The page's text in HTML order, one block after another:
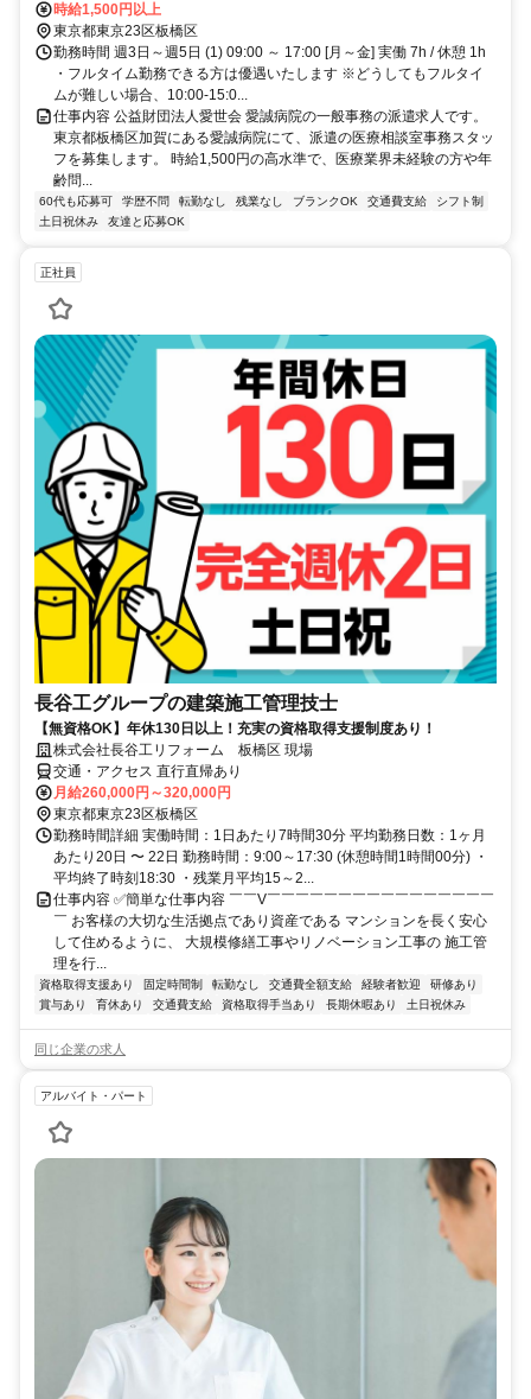
時給1,500円以上
東京都東京23区板橋区
勤務時間 週3日～週5日 (1) 09:00 ～ 17:00 [月～金] 実働 7h / 休憩 1h
・フルタイム勤務できる方は優遇いたします ※どうしてもフルタイ
ムが難しい場合、10:00-15:0...
仕事内容 公益財団法人愛世会 愛誠病院の一般事務の派遣求人です。
東京都板橋区加賀にある愛誠病院にて、派遣の医療相談室事務スタッ
フを募集します。 時給1,500円の高水準で、医療業界未経験の方や年
齢問...
60代も応募可 学歴不問 転勤なし 残業なし ブランクOK 交通費支給
シフト制
土日祝休み
友達と応募OK
正社員
長谷工グループの建築施工管理技士
【無資格OK】年休130日以上！充実の資格取得支援制度あり！
株式会社長谷工リフォーム 板橋区 現場
交通・アクセス 直行直帰あり
月給260,000円～320,000円
東京都東京23区板橋区
勤務時間詳細 実働時間：1日あたり7時間30分 平均勤務日数：1ヶ月
あたり20日 〜 22日 勤務時間：9:00～17:30 (休憩時間1時間00分) ・
平均終了時刻18:30 ・残業月平均15～2...
仕事内容 ✅簡単な仕事内容 ￣￣V￣￣￣￣￣￣￣￣￣￣￣￣￣￣￣￣
￣ お客様の大切な生活拠点であり資産である マンションを長く安心
して住めるように、 大規模修繕工事やリノベーション工事の 施工管
理を行...
資格取得支援あり 固定時間制 転勤なし 交通費全額支給 経験者歓迎
研修あり
賞与あり
育休あり 交通費支給 資格取得手当あり 長期休暇あり 土日祝休み
同じ企業の求人
アルバイト・パート